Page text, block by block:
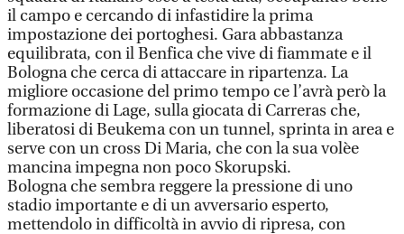
il campo e cercando di infastidire la prima
impostazione dei portoghesi. Gara abbastanza
equilibrata, con il Benfica che vive di fiammate e il
Bologna che cerca di attaccare in ripartenza. La
migliore occasione del primo tempo ce l’avrà però la
formazione di Lage, sulla giocata di Carreras che,
liberatosi di Beukema con un tunnel, sprinta in area e
serve con un cross Di Maria, che con la sua volèe
mancina impegna non poco Skorupski.
Bologna che sembra reggere la pressione di uno
stadio importante e di un avversario esperto,
mettendolo in difficoltà in avvio di ripresa, con